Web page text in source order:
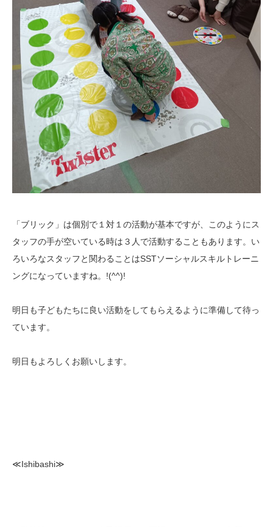
「ブリック」は個別で１対１の活動が基本ですが、このようにス
タッフの手が空いている時は３人で活動することもあります。い
ろいろなスタッフと関わることはSSTソーシャルスキルトレーニ
ングになっていますね。!(^^)!
明日も子どもたちに良い活動をしてもらえるように準備して待っ
ています。
明日もよろしくお願いします。
≪Ishibashi≫